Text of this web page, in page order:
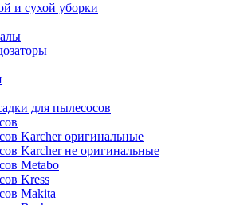
и сухой уборки
для пылесосов
Karcher оригинальные
Karcher не оригинальные
Metabo
Kress
Makita